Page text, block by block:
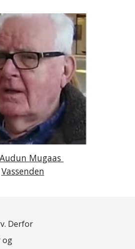
Mugaas
Vassenden
Derfor
og